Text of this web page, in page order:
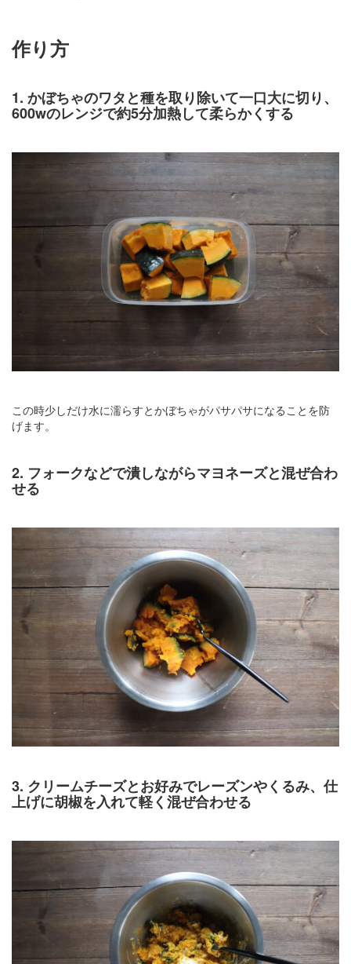
作り方
1. かぼちゃのワタと種を取り除いて一口大に切り、
600wのレンジで約5分加熱して柔らかくする
この時少しだけ水に濡らすとかぼちゃがパサパサになることを防
げます。
2. フォークなどで潰しながらマヨネーズと混ぜ合わ
せる
3. クリームチーズとお好みでレーズンやくるみ、仕
上げに胡椒を入れて軽く混ぜ合わせる